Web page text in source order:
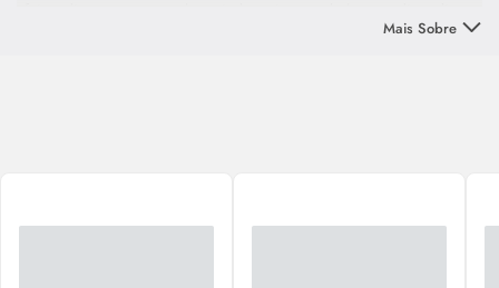
Mais Sobre